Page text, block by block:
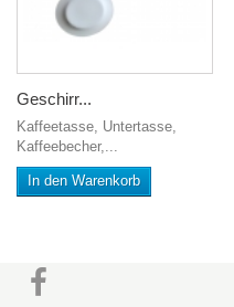
Geschirr...
Kaffeetasse, Untertasse,
Kaffeebecher,...
In den Warenkorb